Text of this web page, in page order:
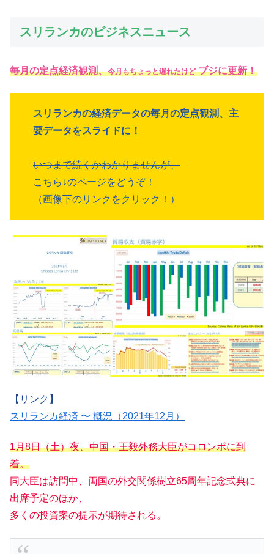
スリランカのビジネスニュース
毎月の定点経済観測、今月もちょっと遅れたけどブジに更新！
スリランカの経済データの毎月の定点観測、主
要データをスライドに！
いつまで続くかわかりませんが、
こちら↓のページをどうぞ！
（画像下のリンクをクリック！）
【リンク】
スリランカ経済 〜 概況（2021年12月）
1月8日（土）夜、中国・王毅外務大臣がコロンボに到
着。
同大臣は訪問中、両国の外交関係樹立65周年記念式典に
出席予定のほか、
多くの投資案の提示が期待される。